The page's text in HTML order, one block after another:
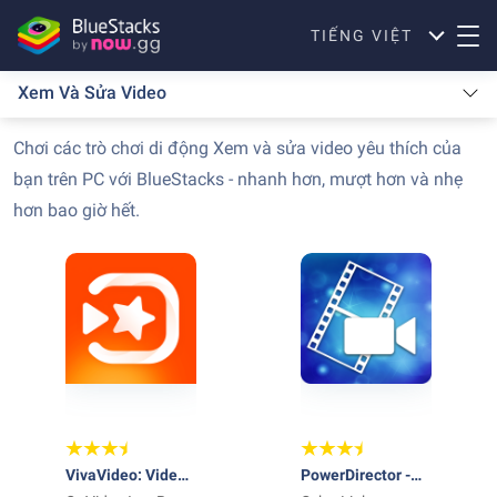
TIẾNG VIỆT
Xem Và Sửa Video
Chơi các trò chơi di động Xem và sửa video yêu thích của
bạn trên PC với BlueStacks - nhanh hơn, mượt hơn và nhẹ
hơn bao giờ hết.
VivaVideo: Video
PowerDirector -